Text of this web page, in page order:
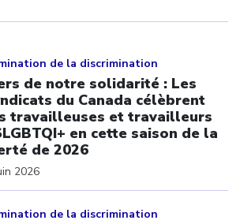
de la discrimination
de notre solidarité : Les
du Canada célèbrent
travailleuses et travailleurs
en cette saison de la
de 2026
2026
de la discrimination